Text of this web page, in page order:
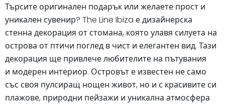
Търсите оригинален подарък или желаете прост и
уникален сувенир? The Line Ibiza е дизайнерска
стенна декорация от стомана, която улавя силуета на
острова от птичи поглед в чист и елегантен вид. Тази
декорация ще привлече любителите на пътувания
и модерен интериор. Островът е известен не само
със своя пулсиращ нощен живот, но и с красивите си
плажове, природни пейзажи и уникална атмосфера